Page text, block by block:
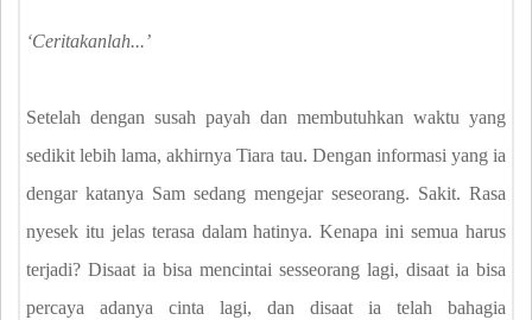
‘Ceritakanlah...’
Setelah dengan susah payah dan membutuhkan waktu yang
sedikit lebih lama, akhirnya Tiara tau. Dengan informasi yang ia
dengar katanya Sam sedang mengejar seseorang. Sakit. Rasa
nyesek itu jelas terasa dalam hatinya. Kenapa ini semua harus
terjadi? Disaat ia bisa mencintai sesseorang lagi, disaat ia bisa
percaya adanya cinta lagi, dan disaat ia telah bahagia